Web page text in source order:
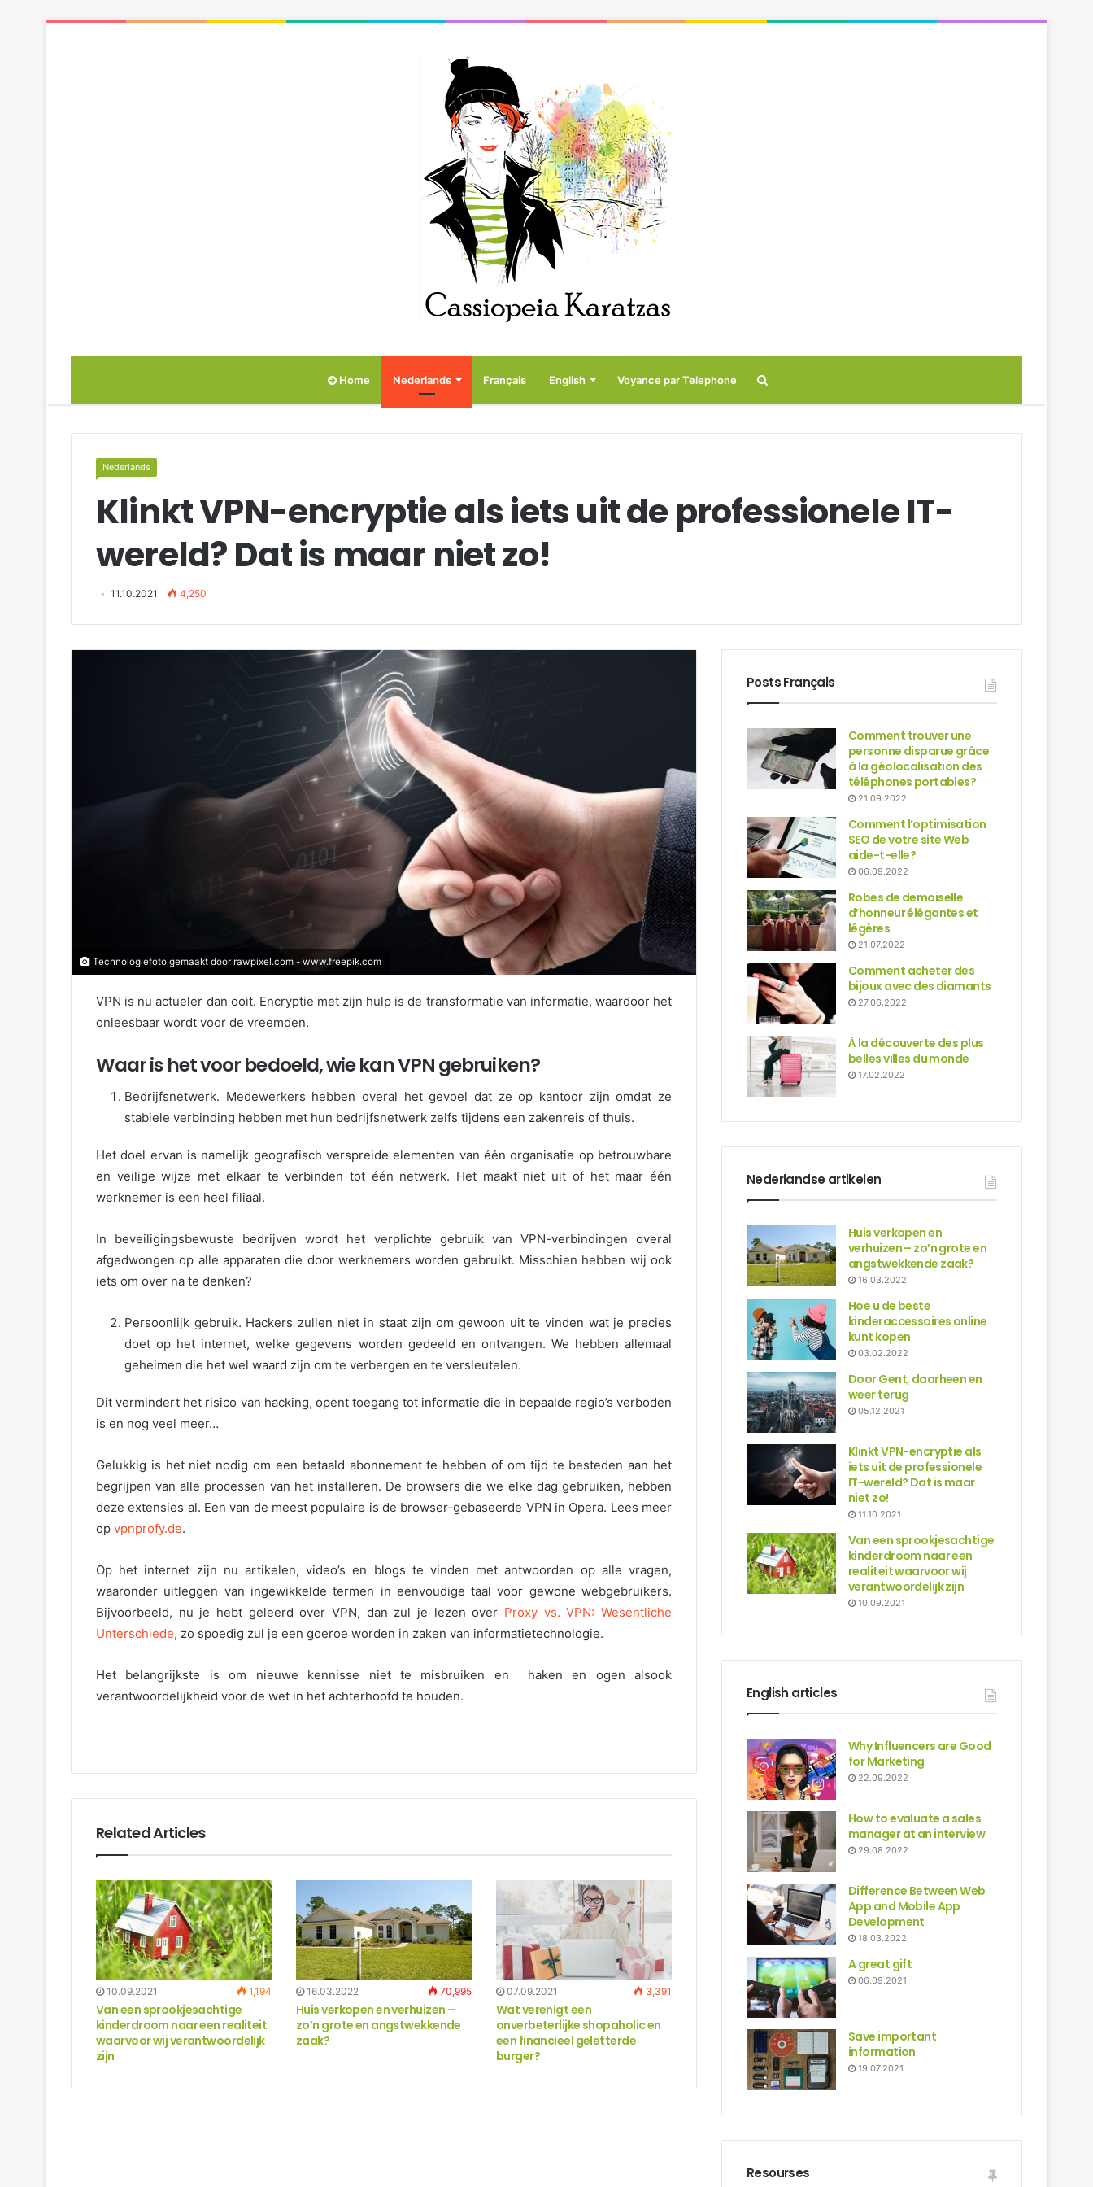
Home Nederlands Français English Voyance par Telephone
Nederlands
Klinkt VPN-encryptie als iets uit de professionele IT-
wereld? Dat is maar niet zo!
11.10.2021 4,250
Technologiefoto gemaakt door rawpixel.com - www.freepik.com
VPN is nu actueler dan ooit. Encryptie met zijn hulp is de transformatie van informatie, waardoor het
onleesbaar wordt voor de vreemden.
Waar is het voor bedoeld, wie kan VPN gebruiken?
Bedrijfsnetwerk. Medewerkers hebben overal het gevoel dat ze op kantoor zijn omdat ze
stabiele verbinding hebben met hun bedrijfsnetwerk zelfs tijdens een zakenreis of thuis.
Het doel ervan is namelijk geografisch verspreide elementen van één organisatie op betrouwbare
en veilige wijze met elkaar te verbinden tot één netwerk. Het maakt niet uit of het maar één
werknemer is een heel filiaal.
In beveiligingsbewuste bedrijven wordt het verplichte gebruik van VPN-verbindingen overal
afgedwongen op alle apparaten die door werknemers worden gebruikt. Misschien hebben wij ook
iets om over na te denken?
Persoonlijk gebruik. Hackers zullen niet in staat zijn om gewoon uit te vinden wat je precies
doet op het internet, welke gegevens worden gedeeld en ontvangen. We hebben allemaal
geheimen die het wel waard zijn om te verbergen en te versleutelen.
Dit vermindert het risico van hacking, opent toegang tot informatie die in bepaalde regio’s verboden
is en nog veel meer…
Gelukkig is het niet nodig om een betaald abonnement te hebben of om tijd te besteden aan het
begrijpen van alle processen van het installeren. De browsers die we elke dag gebruiken, hebben
deze extensies al. Een van de meest populaire is de browser-gebaseerde VPN in Opera. Lees meer
op vpnprofy.de.
Op het internet zijn nu artikelen, video’s en blogs te vinden met antwoorden op alle vragen,
waaronder uitleggen van ingewikkelde termen in eenvoudige taal voor gewone webgebruikers.
Bijvoorbeeld, nu je hebt geleerd over VPN, dan zul je lezen over Proxy vs. VPN: Wesentliche
Unterschiede, zo spoedig zul je een goeroe worden in zaken van informatietechnologie.
Het belangrijkste is om nieuwe kennisse niet te misbruiken en haken en ogen alsook
verantwoordelijkheid voor de wet in het achterhoofd te houden.
Related Articles
10.09.2021 1,194
Van een sprookjesachtige
kinderdroom naar een realiteit
waarvoor wij verantwoordelijk
zijn
16.03.2022 70,995
Huis verkopen en verhuizen –
zo’n grote en angstwekkende
zaak?
07.09.2021 3,391
Wat verenigt een
onverbeterlijke shopaholic en
een financieel geletterde
burger?
Posts Français
Comment trouver une
personne disparue grâce
à la géolocalisation des
téléphones portables?
21.09.2022
Comment l’optimisation
SEO de votre site Web
aide-t-elle?
06.09.2022
Robes de demoiselle
d’honneur élégantes et
légères
21.07.2022
Comment acheter des
bijoux avec des diamants
27.06.2022
À la découverte des plus
belles villes du monde
17.02.2022
Nederlandse artikelen
Huis verkopen en
verhuizen – zo’n grote en
angstwekkende zaak?
16.03.2022
Hoe u de beste
kinderaccessoires online
kunt kopen
03.02.2022
Door Gent, daarheen en
weer terug
05.12.2021
Klinkt VPN-encryptie als
iets uit de professionele
IT-wereld? Dat is maar
niet zo!
11.10.2021
Van een sprookjesachtige
kinderdroom naar een
realiteit waarvoor wij
verantwoordelijk zijn
10.09.2021
English articles
Why Influencers are Good
for Marketing
22.09.2022
How to evaluate a sales
manager at an interview
29.08.2022
Difference Between Web
App and Mobile App
Development
18.03.2022
A great gift
06.09.2021
Save important
information
19.07.2021
Resourses